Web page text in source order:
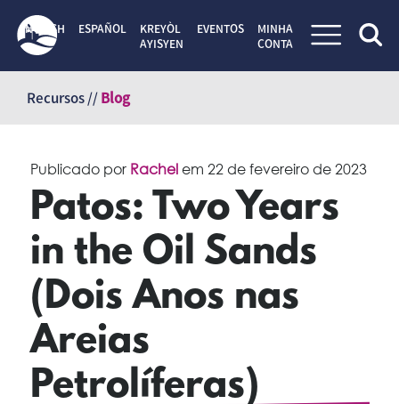
para
conteúdo
ENGLISH ESPAÑOL
KREYÒL
AYISYEN
EVENTOS
MINHA
CONTA
Recursos //Blog
Publicado por Rachelem 22 de fevereiro de 2023
Patos: Two Years
in the Oil Sands
(Dois Anos nas
Areias
Petrolíferas)